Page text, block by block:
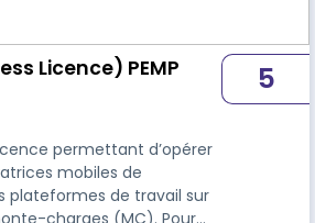
Licence) PEMP
mobiles de
plateformes de travail sur
charges (MC). Pour
5